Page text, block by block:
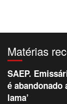
Matérias
SAEP.
é abandonado
lama’